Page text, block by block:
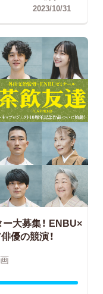
2023/10/31
大募集！ ENBU×
優の競演！